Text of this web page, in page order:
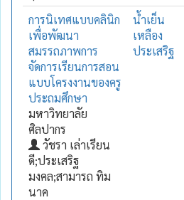
การนิเทศแบบคลินิก
เพื่อพัฒนา
สมรรถภาพการ
จัดการเรียนการสอน
แบบโครงงานของครู
ประถมศึกษา
มหาวิทยาลัย
ศิลปากร
วัชรา เล่าเรียน
ดี;ประเสริฐ
มงคล;สามารถ ทิม
นาค
น้ำเย็น
เหลือง
ประเสริฐ